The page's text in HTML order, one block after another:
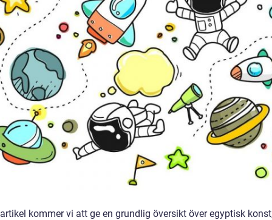
kommer vi att ge en grundlig översikt över egyptisk